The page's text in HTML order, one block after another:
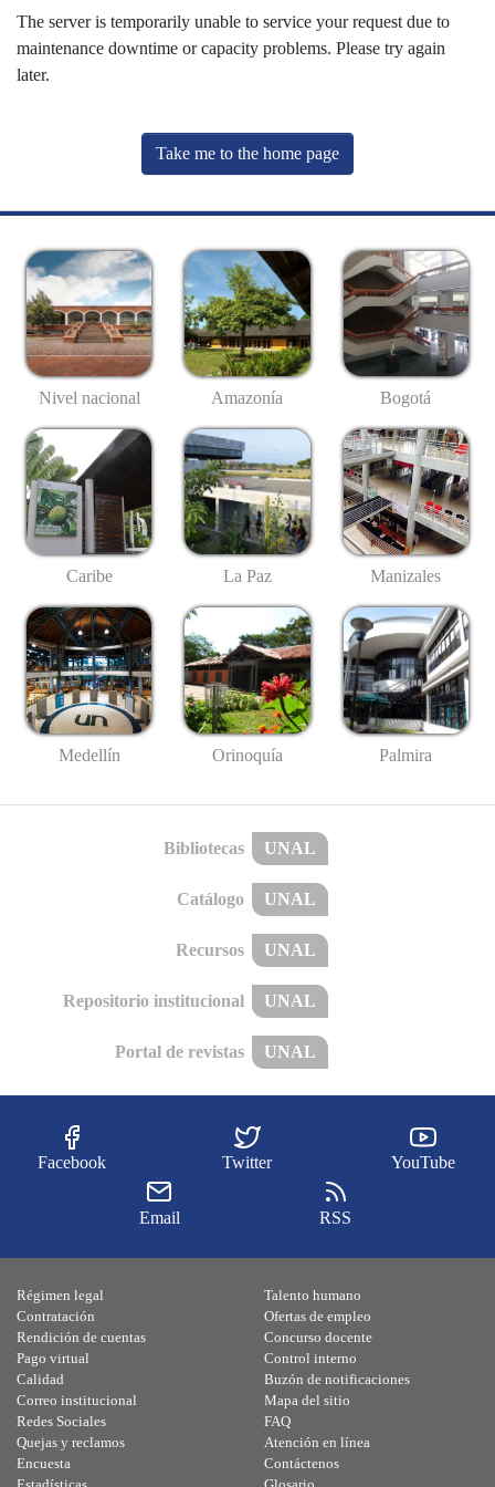
The server is temporarily unable to service your request due to
maintenance downtime or capacity problems. Please try again
later.
Take me to the home page
Nivel nacional Amazonía Bogotá
Caribe La Paz Manizales
Medellín Orinoquía Palmira
Bibliotecas UNAL
Catálogo UNAL
Recursos UNAL
Repositorio institucional UNAL
Portal de revistas UNAL
Facebook Twitter YouTube
Email RSS
Régimen legal
Contratación
Rendición de cuentas
Pago virtual
Calidad
Talento humano
Ofertas de empleo
Concurso docente
Control interno
Buzón de notificaciones
Correo institucional
Redes Sociales
Quejas y reclamos
Encuesta
Mapa del sitio
FAQ
Atención en línea
Contáctenos